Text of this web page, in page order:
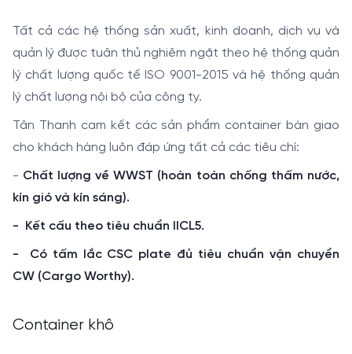
Tất cả các hệ thống sản xuất, kinh doanh, dịch vụ và
quản lý được tuân thủ nghiêm ngặt theo hệ thống quản
lý chất lượng quốc tế ISO 9001-2015 và hệ thống quản
lý chất lượng nội bộ của công ty.
Tân Thanh cam kết các sản phẩm container bàn giao
cho khách hàng luôn đáp ứng tất cả các tiêu chí:
- Chất lượng về WWST (hoàn toàn chống thấm nước,
kín gió và kín sáng).
- Kết cấu theo tiêu chuẩn IICL5.
- Có tấm lắc CSC plate đủ tiêu chuẩn vận chuyển
CW (Cargo Worthy).
Container khô